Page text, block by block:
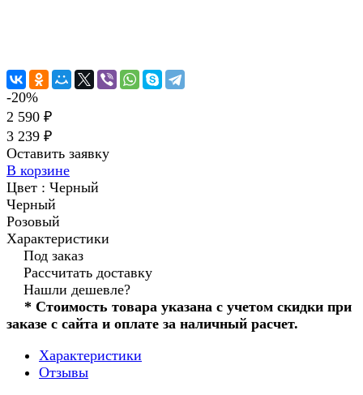
-20%
2 590 ₽
3 239 ₽
Оставить заявку
В корзине
Цвет : Черный
Черный
Розовый
Характеристики
Под заказ
Рассчитать доставку
Нашли дешевле?
* Стоимость товара указана с учетом скидки при
заказе с сайта и оплате за наличный расчет.
Характеристики
Отзывы